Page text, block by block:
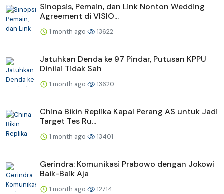
Sinopsis, Pemain, dan Link Nonton Wedding
Agreement di VISIO...
1 month ago 13622
Jatuhkan Denda ke 97 Pindar, Putusan KPPU
Dinilai Tidak Sah
1 month ago 13620
China Bikin Replika Kapal Perang AS untuk Jadi
Target Tes Ru...
1 month ago 13401
Gerindra: Komunikasi Prabowo dengan Jokowi
Baik-Baik Aja
1 month ago 12714